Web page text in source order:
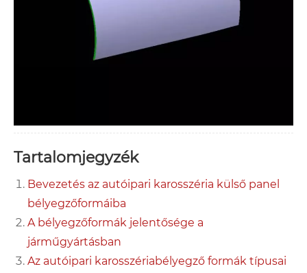
Tartalomjegyzék
Bevezetés az autóipari karosszéria külső panel
bélyegzőformáiba
A bélyegzőformák jelentősége a
járműgyártásban
Az autóipari karosszériabélyegző formák típusai